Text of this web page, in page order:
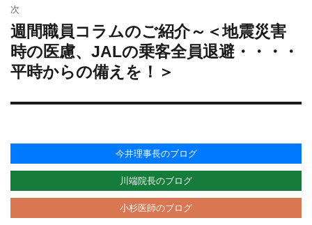
ー
シ
ョ
ン
稿:
次
次
の
投
稿:
週間職員コラムのご紹介～＜地震災害
時の医慮、JALの乗客全員退避・・・・
平時からの備えを！＞
今井理事長のブログ
川端院長のブログ
小杉医師のブログ